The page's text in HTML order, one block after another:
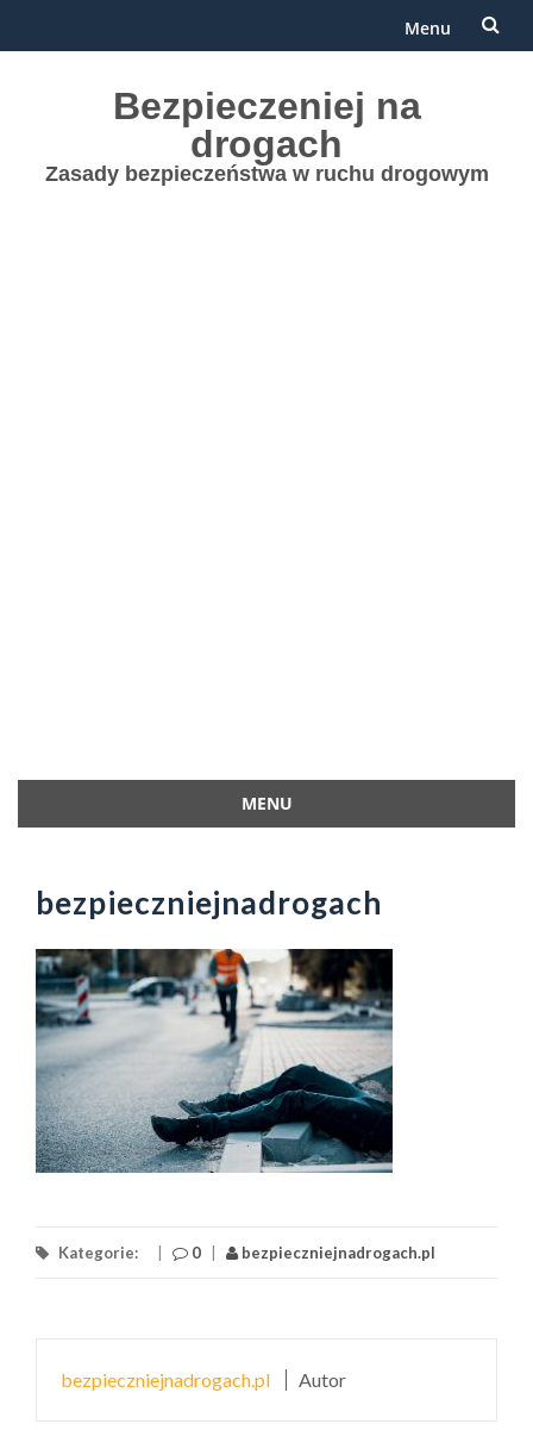
Menu
Bezpieczeniej na
drogach
Zasady bezpieczeństwa w ruchu drogowym
MENU
treścibezpieczniejnadrogach
Kategorie: 0 bezpieczniejnadrogach.pl
bezpieczniejnadrogach.pl Autor